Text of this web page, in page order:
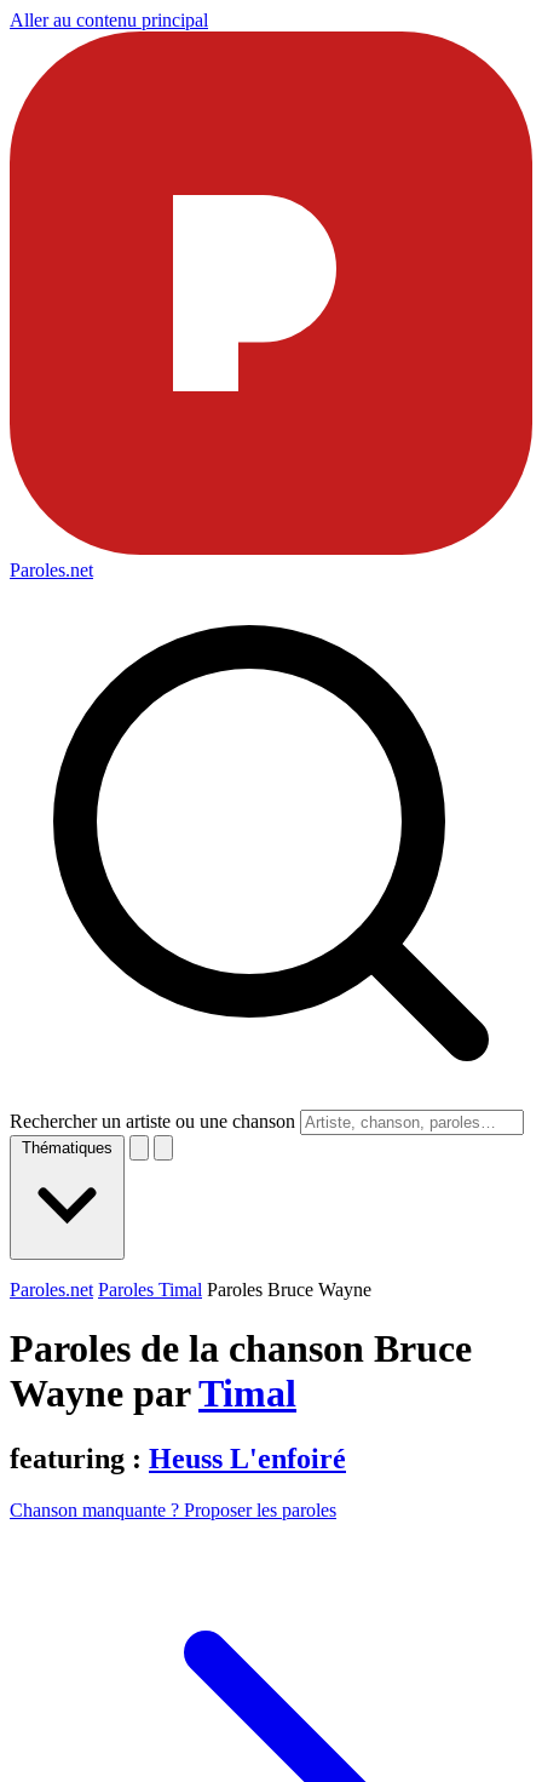
Aller au contenu principal
Paroles.net
Rechercher un artiste ou une chanson
Thématiques
Paroles.net Paroles Timal Paroles Bruce Wayne
Paroles de la chanson Bruce
Wayne parTimal
featuring : Heuss L'enfoiré
Chanson manquante ? Proposer les paroles